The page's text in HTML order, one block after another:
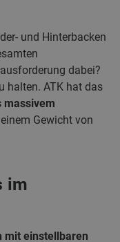
und Hinterbacken
dabei?
halten. ATK hat das
massivem
Gewicht von
im
mit einstellbaren